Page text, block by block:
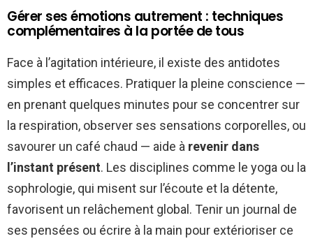
Gérer ses émotions autrement : techniques
complémentaires à la portée de tous
Face à l’agitation intérieure, il existe des antidotes
simples et efficaces. Pratiquer la pleine conscience —
en prenant quelques minutes pour se concentrer sur
la respiration, observer ses sensations corporelles, ou
savourer un café chaud — aide à revenir dans
l’instant présent. Les disciplines comme le yoga ou la
sophrologie, qui misent sur l’écoute et la détente,
favorisent un relâchement global. Tenir un journal de
ses pensées ou écrire à la main pour extérioriser ce